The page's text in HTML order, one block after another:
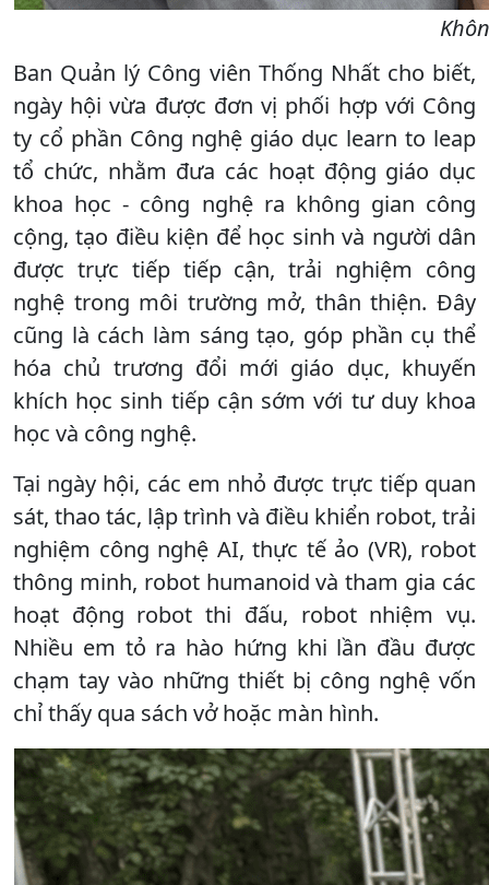
Ban Quản lý Công viên Thống Nhất cho biết,
ngày hội vừa được đơn vị phối hợp với Công
ty cổ phần Công nghệ giáo dục learn to leap
tổ chức, nhằm đưa các hoạt động giáo dục
khoa học - công nghệ ra không gian công
cộng, tạo điều kiện để học sinh và người dân
được trực tiếp tiếp cận, trải nghiệm công
nghệ trong môi trường mở, thân thiện. Đây
cũng là cách làm sáng tạo, góp phần cụ thể
hóa chủ trương đổi mới giáo dục, khuyến
khích học sinh tiếp cận sớm với tư duy khoa
học và công nghệ.
Tại ngày hội, các em nhỏ được trực tiếp quan
sát, thao tác, lập trình và điều khiển robot, trải
nghiệm công nghệ AI, thực tế ảo (VR), robot
thông minh, robot humanoid và tham gia các
hoạt động robot thi đấu, robot nhiệm vụ.
Nhiều em tỏ ra hào hứng khi lần đầu được
chạm tay vào những thiết bị công nghệ vốn
chỉ thấy qua sách vở hoặc màn hình.